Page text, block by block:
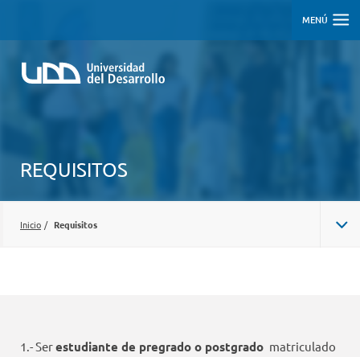
MENÚ
REQUISITOS
Inicio / Requisitos
1.- Serestudiante de pregrado o postgrado matriculado